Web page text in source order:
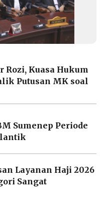
Rozi, Kuasa Hukum
Putusan MK soal
Sumenep Periode
Layanan Haji 2026
Sangat